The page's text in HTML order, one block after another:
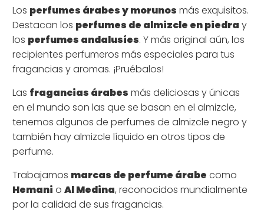
Los perfumes árabes y morunos más exquisitos.
Destacan los perfumes de almizcle en piedra y
los perfumes andalusíes. Y más original aún, los
recipientes perfumeros más especiales para tus
fragancias y aromas. ¡Pruébalos!
Las fragancias árabes más deliciosas y únicas
en el mundo son las que se basan en el almizcle,
tenemos algunos de perfumes de almizcle negro y
también hay almizcle líquido en otros tipos de
perfume.
Trabajamos marcas de perfume árabe como
Hemani oAl Medina, reconocidos mundialmente
por la calidad de sus fragancias.